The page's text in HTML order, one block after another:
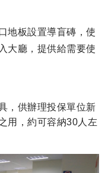
地板設置導盲磚，使
大廳，提供給需要使
，供辦理投保單位新
用，約可容納30人左